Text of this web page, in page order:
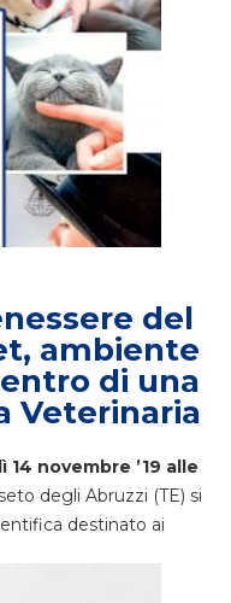
del
ambiente
di una
Veterinaria
14 novembre ’19 alle
degli Abruzzi (TE) si
destinato ai